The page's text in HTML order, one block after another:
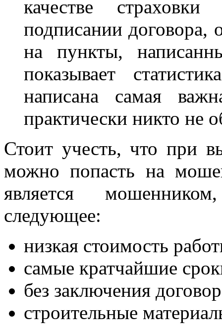
качестве
подписании договора,
на пункты,
показывает
написана самая
практически никто не
Стоит учесть, что при
можно попасть на
является
следующее:
низкая стоимость
самые кратчайшие
без заключения
строительные